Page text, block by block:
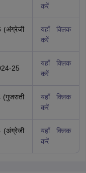
करें
(अंग्रेजी
यहाँ क्लिक
करें
25
यहाँ क्लिक
करें
यहाँ क्लिक
करें
(अंग्रेजी
यहाँ क्लिक
करें